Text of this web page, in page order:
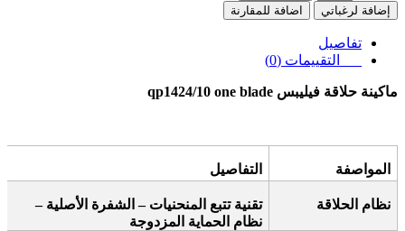
إضافة لرغباتي
اضافة للمقارنة
تفاصيل
التقييمات (0)
ماكينة حلاقة فيليبس one blade
المواصفة التفاصيل
نظام الحلاقة
تقنية تتبع المنحنيات – الشفرة الأصلية –
نظام الحماية المزدوجة